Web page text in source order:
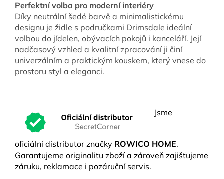
Perfektní volba pro moderní interiéry
Díky neutrální šedé barvě a minimalistickému
designu je židle s područkami Drimsdale ideální
volbou do jídelen, obývacích pokojů i kanceláří. Její
nadčasový vzhled a kvalitní zpracování ji činí
univerzálním a praktickým kouskem, který vnese do
prostoru styl a eleganci.
Jsme
oficiální distributor značky ROWICO HOME.
Garantujeme originalitu zboží a zároveň zajišťujeme
záruku, reklamace i pozáruční servis.